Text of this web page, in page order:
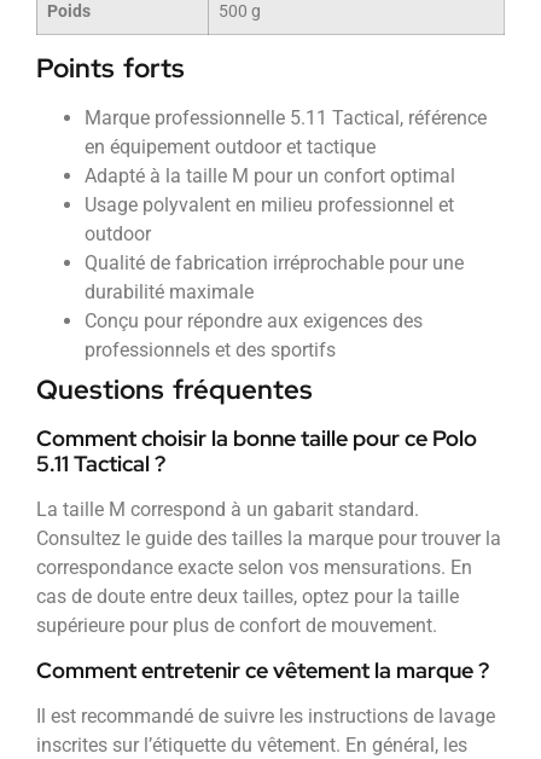
Poids 500 g
Points forts
Marque professionnelle 5.11 Tactical, référence
en équipement outdoor et tactique
Adapté à la taille M pour un confort optimal
Usage polyvalent en milieu professionnel et
outdoor
Qualité de fabrication irréprochable pour une
durabilité maximale
Conçu pour répondre aux exigences des
professionnels et des sportifs
Questions fréquentes
Comment choisir la bonne taille pour ce Polo
5.11 Tactical ?
La taille M correspond à un gabarit standard.
Consultez le guide des tailles la marque pour trouver la
correspondance exacte selon vos mensurations. En
cas de doute entre deux tailles, optez pour la taille
supérieure pour plus de confort de mouvement.
Comment entretenir ce vêtement la marque ?
Il est recommandé de suivre les instructions de lavage
inscrites sur l’étiquette du vêtement. En général, les